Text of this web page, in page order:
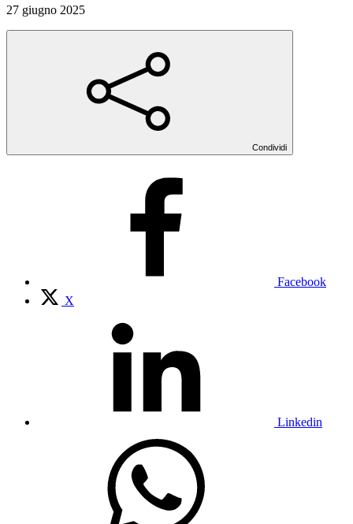
27 giugno 2025
Condividi
Facebook
X
Linkedin